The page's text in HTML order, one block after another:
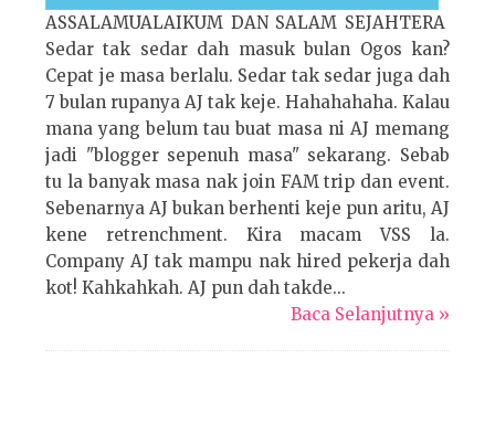
ASSALAMUALAIKUM DAN SALAM SEJAHTERA
Sedar tak sedar dah masuk bulan Ogos kan?
Cepat je masa berlalu. Sedar tak sedar juga dah
7 bulan rupanya AJ tak keje. Hahahahaha. Kalau
mana yang belum tau buat masa ni AJ memang
jadi "blogger sepenuh masa" sekarang. Sebab
tu la banyak masa nak join FAM trip dan event.
Sebenarnya AJ bukan berhenti keje pun aritu, AJ
kene retrenchment. Kira macam VSS la.
Company AJ tak mampu nak hired pekerja dah
kot! Kahkahkah. AJ pun dah takde...
Baca Selanjutnya »